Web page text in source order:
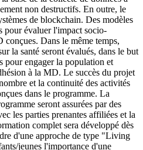
non destructifs. En outre, le
de blockchain. Des modèles
pour évaluer l'impact socio-
conçues. Dans le même temps,
la santé seront évalués, dans le but
pour engager la population et
à la MD. Le succès du projet
et la continuité des activités
dans le programme. La
seront assurées par des
les parties prenantes affiliées et la
complet sera développé dès
d'une approche de type "Living
jeunes l'importance d'une